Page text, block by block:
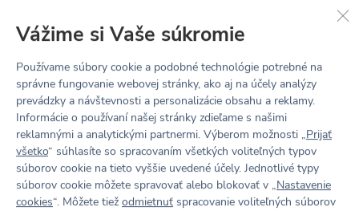
mestom aj ako základ ležérnych outfitov.
voľné široké nohavice
vnútorná kroková dĺžka 75 cm
Adéla meria 176 cm a má na sebe veľkosť S.
Tabuľka veľkostí
Materiál
HUG (Recycled 84% Polyamid, 16% Elastan)
ľahký, zamatovo jemný, hebký na dotyk („druhá koža“)
elastický všetkými smermi (4-Way Stretch)
odvádza pot a vlhkosť od tela von, materiál rýchlo schne
(technológia Wicking finish)
Údržba a starostlivosť
Prať na 30 °C. Nebieliť. Nesušiť v bubnovej sušičke.
Nežehliť. Chemicky nečistiť. Nepoužívať aviváž, športové
odevy potom strácajú svoju funkčnosť.
Recenzie
Vážime si Vaše súkromie
Používame súbory cookie a podobné technológie potrebné na
správne fungovanie webovej stránky, ako aj na účely analýzy
prevádzky a návštevnosti a personalizácie obsahu a reklamy.
Informácie o používaní našej stránky zdieľame s našimi
reklamnými a analytickými partnermi. Výberom možnosti „Prijať
všetko“ súhlasíte so spracovaním všetkých voliteľných typov
súborov cookie na tieto vyššie uvedené účely. Jednotlivé typy
súborov cookie môžete spravovať alebo blokovať v „Nastavenie
cookies“. Môžete tiež odmietnuť spracovanie voliteľných súborov